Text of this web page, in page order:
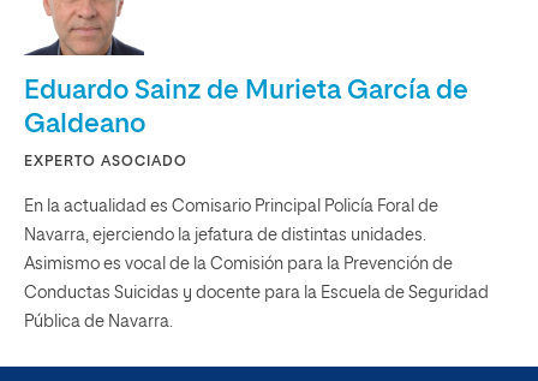
Eduardo Sainz de Murieta García de
Galdeano
EXPERTO ASOCIADO
En la actualidad es Comisario Principal Policía Foral de
Navarra, ejerciendo la jefatura de distintas unidades.
Asimismo es vocal de la Comisión para la Prevención de
Conductas Suicidas y docente para la Escuela de Seguridad
Pública de Navarra.